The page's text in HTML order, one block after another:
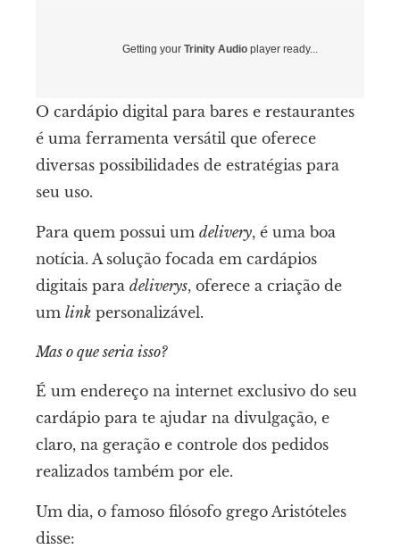
Getting your Trinity Audio player ready...
O cardápio digital para bares e restaurantes
é uma ferramenta versátil que oferece
diversas possibilidades de estratégias para
seu uso.
Para quem possui um delivery, é uma boa
notícia. A solução focada em cardápios
digitais para deliverys, oferece a criação de
um link personalizável.
Mas o que seria isso?
É um endereço na internet exclusivo do seu
cardápio para te ajudar na divulgação, e
claro, na geração e controle dos pedidos
realizados também por ele.
Um dia, o famoso filósofo grego Aristóteles
disse: